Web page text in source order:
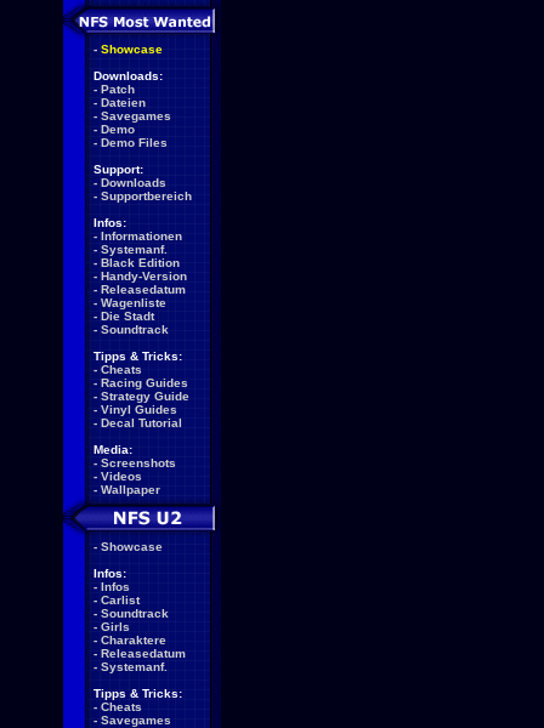
- Showcase
Downloads:
- Patch
- Dateien
- Savegames
- Demo
- Demo Files
Support:
- Downloads
- Supportbereich
Infos:
- Informationen
- Systemanf.
- Black Edition
- Handy-Version
- Releasedatum
- Wagenliste
- Die Stadt
- Soundtrack
Tipps & Tricks:
- Cheats
- Racing Guides
- Strategy Guide
- Vinyl Guides
- Decal Tutorial
Media:
- Screenshots
- Videos
- Wallpaper
- Showcase
Infos:
- Infos
- Carlist
- Soundtrack
- Girls
- Charaktere
- Releasedatum
- Systemanf.
Tipps & Tricks:
- Cheats
- Savegames